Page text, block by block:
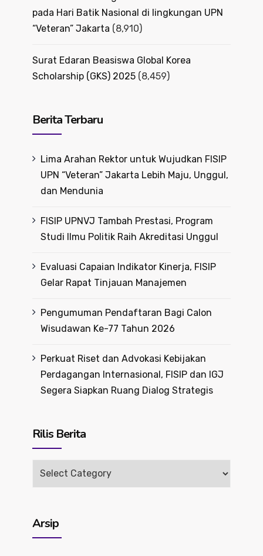
pada Hari Batik Nasional di lingkungan UPN
“Veteran” Jakarta (8,910)
Surat Edaran Beasiswa Global Korea
Scholarship (GKS) 2025 (8,459)
Berita Terbaru
Lima Arahan Rektor untuk Wujudkan FISIP
UPN “Veteran” Jakarta Lebih Maju, Unggul,
dan Mendunia
FISIP UPNVJ Tambah Prestasi, Program
Studi Ilmu Politik Raih Akreditasi Unggul
Evaluasi Capaian Indikator Kinerja, FISIP
Gelar Rapat Tinjauan Manajemen
Pengumuman Pendaftaran Bagi Calon
Wisudawan Ke-77 Tahun 2026
Perkuat Riset dan Advokasi Kebijakan
Perdagangan Internasional, FISIP dan IGJ
Segera Siapkan Ruang Dialog Strategis
Rilis Berita
Rilis
Arsip